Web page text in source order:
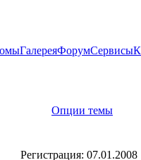
ГалереяФорумСервисы
Опции темы
Регистрация: 07.01.2008